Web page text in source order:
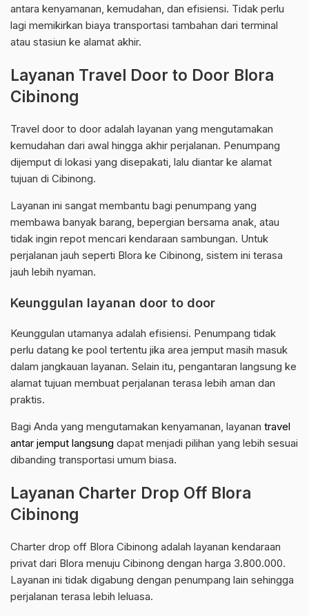
antara kenyamanan, kemudahan, dan efisiensi. Tidak perlu
lagi memikirkan biaya transportasi tambahan dari terminal
atau stasiun ke alamat akhir.
Layanan Travel Door to Door Blora
Cibinong
Travel door to door adalah layanan yang mengutamakan
kemudahan dari awal hingga akhir perjalanan. Penumpang
dijemput di lokasi yang disepakati, lalu diantar ke alamat
tujuan di Cibinong.
Layanan ini sangat membantu bagi penumpang yang
membawa banyak barang, bepergian bersama anak, atau
tidak ingin repot mencari kendaraan sambungan. Untuk
perjalanan jauh seperti Blora ke Cibinong, sistem ini terasa
jauh lebih nyaman.
Keunggulan layanan door to door
Keunggulan utamanya adalah efisiensi. Penumpang tidak
perlu datang ke pool tertentu jika area jemput masih masuk
dalam jangkauan layanan. Selain itu, pengantaran langsung ke
alamat tujuan membuat perjalanan terasa lebih aman dan
praktis.
Bagi Anda yang mengutamakan kenyamanan, layanan travel
antar jemput langsung dapat menjadi pilihan yang lebih sesuai
dibanding transportasi umum biasa.
Layanan Charter Drop Off Blora
Cibinong
Charter drop off Blora Cibinong adalah layanan kendaraan
privat dari Blora menuju Cibinong dengan harga 3.800.000.
Layanan ini tidak digabung dengan penumpang lain sehingga
perjalanan terasa lebih leluasa.